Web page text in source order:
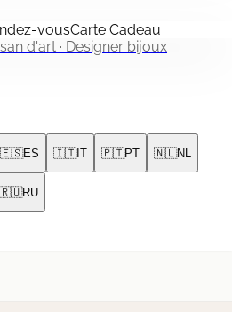
vousCarte Cadeau
d'art · Designer bijoux
🇪🇸ES 🇮🇹IT 🇵🇹PT 🇳🇱NL
🇷🇺RU